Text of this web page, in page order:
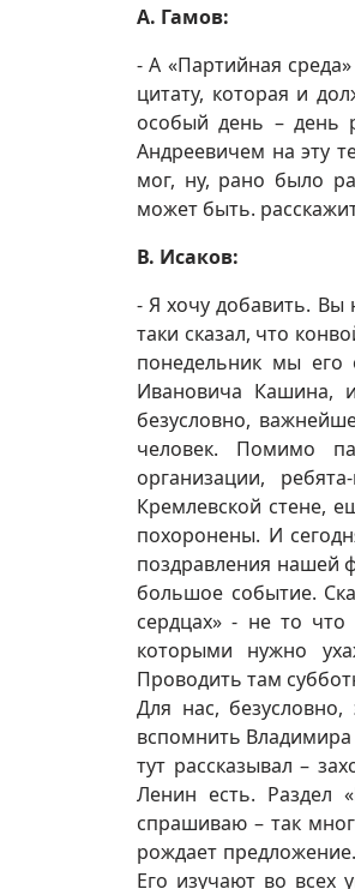
А. Гамов:
- А «Партийная
цитату, которая и
особый день – день
Андреевичем на эту
мог, ну, рано было
может быть.
В. Исаков:
- Я хочу добавить. Вы
таки сказал, что
понедельник мы его
Ивановича Кашина,
безусловно,
человек. Помимо
организации,
Кремлевской стене,
похоронены. И
поздравления нашей
большое событие.
сердцах» - не то
которыми нужно
Проводить там
Для нас,
вспомнить Владимира
тут рассказывал –
Ленин есть. Раздел
спрашиваю – так
рождает
Его изучают во всех